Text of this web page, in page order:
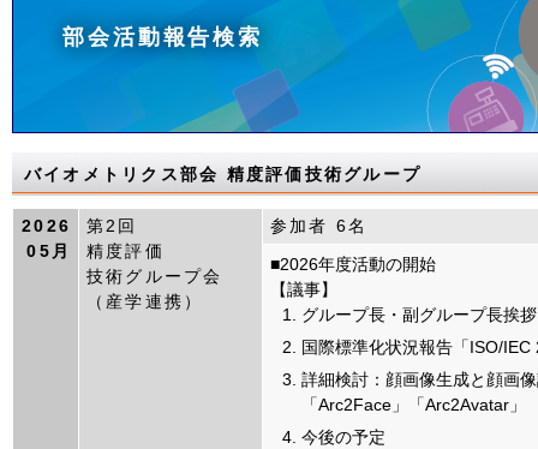
部会活動報告検索
バイオメトリクス部会 精度評価技術グループ
2026
05月
第2回
精度評価
技術グループ会
（産学連携）
参加者 6名
■2026年度活動の開始
【議事】
グループ長・副グループ長挨拶
国際標準化状況報告「ISO/IEC
詳細検討：顔画像生成と顔画
「Arc2Face」「Arc2Avatar」
今後の予定